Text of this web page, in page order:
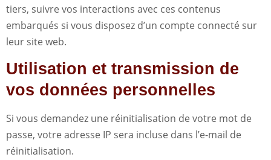
tiers, suivre vos interactions avec ces contenus
embarqués si vous disposez d’un compte connecté sur
leur site web.
Utilisation et transmission de
vos données personnelles
Si vous demandez une réinitialisation de votre mot de
passe, votre adresse IP sera incluse dans l’e-mail de
réinitialisation.